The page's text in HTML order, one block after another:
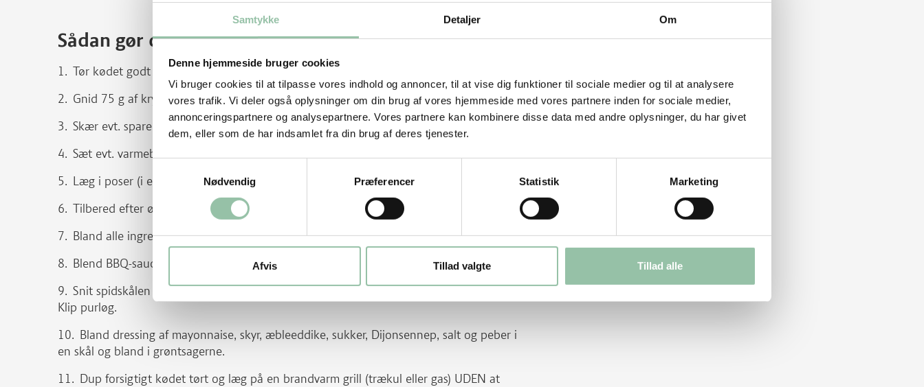
Samtykke Detaljer Om
Denne hjemmeside bruger cookies
Vi bruger cookies til at tilpasse vores indhold og annoncer, til at vise dig funktioner til sociale medier og til at analysere
vores trafik. Vi deler også oplysninger om din brug af vores hjemmeside med vores partnere inden for sociale medier,
annonceringspartnere og analysepartnere. Vores partnere kan kombinere disse data med andre oplysninger, du har givet
dem, eller som de har indsamlet fra din brug af deres tjenester.
Nødvendig
Præferencer Statistik Marketing
Afvis Tillad valgte Tillad alle
Sådan gør du
Tør kødet godt af.
Gnid 75 g af krydderblandingen ind i kødet på alle sider.
Skær evt. spareribs i mindre stykker, så de kan være i posen.
Sæt evt. varmebestandigt køkkenfilm over frie benender, så de ikke punkterer posen.
Læg i poser (i et lag) og vakuumer ved maksimalt tryk.
Tilbered efter ønske (her er brugt 63 grader/18:00 timer).
Bland alle ingredienser til BBQ-sauce i en gryde og varm op i kort tid.
Blend BBQ-sauce og rør smør i. Lad køle ned.
Snit spidskålen fint til coleslaw, eventuelt på mandolinjern og riv gulerod og bladselleri.
Klip purløg.
Bland dressing af mayonnaise, skyr, æbleeddike, sukker, Dijonsennep, salt og peber i
en skål og bland i grøntsagerne.
Dup forsigtigt kødet tørt og læg på en brandvarm grill (trækul eller gas) UDEN at